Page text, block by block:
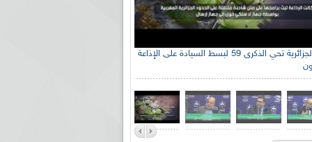
الإذاعة الجزائرية تحي الذكرى 59 لبسط السيادة على الإذاعة